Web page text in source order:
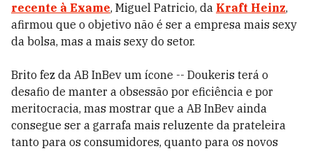
recente à Exame, Miguel Patricio, da Kraft Heinz,
afirmou que o objetivo não é ser a empresa mais sexy
da bolsa, mas a mais sexy do setor.
Brito fez da AB InBev um ícone -- Doukeris terá o
desafio de manter a obsessão por eficiência e por
meritocracia, mas mostrar que a AB InBev ainda
consegue ser a garrafa mais reluzente da prateleira
tanto para os consumidores, quanto para os novos